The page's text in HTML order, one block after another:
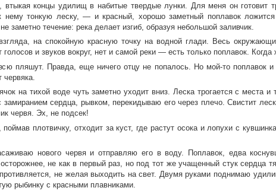
втыкая концы удилищ в набитые твердые лунки. Для меня он готовит
нему тонкую леску, — и красный, хорошо заметный поплавок
заметно течение: река делает изгиб, образуя небольшой заливчик.
на спокойную красную точку на водной глади. Весь
и звуков вокруг, нет и самой реки — есть только поплавок.
пляшут. Правда, еще ничего отцу не попалось. Но мой-то поплавок
червяка.
на тихой воде чуть заметно уходит вниз. Леска трогается с места и
сердца, рывком, перекидываю его через плечо. Свистит
червя. Эх, не подсек!
плотвичку, отходит за куст, где растут осока и лопухи с
нового червя и отправляю его в воду. Поплавок, едва
не как в первый раз, но под тот же учащенный стук сердца
не желая выходить на свет. Двумя руками поднимаю
рыбинку с красными плавниками.